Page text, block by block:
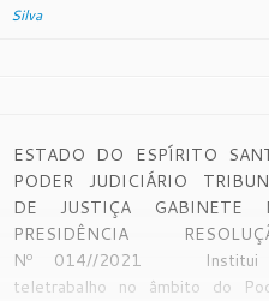
Silva
ESTADO DO ESPÍRITO
PODER JUDICIÁRIO
DE JUSTIÇA GABINETE
PRESIDÊNCIA
Nº 014//2021
teletrabalho no âmbito do